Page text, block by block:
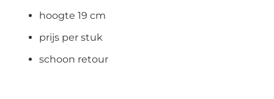
hoogte 19 cm
prijs per stuk
schoon retour